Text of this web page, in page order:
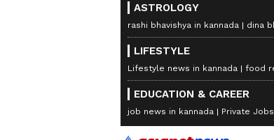
ASTROLOGY
rashi bhavishya in kannada dina
LIFESTYLE
Lifestyle news in kannada food
EDUCATION & CAREER
job news in kannada Private Jobs